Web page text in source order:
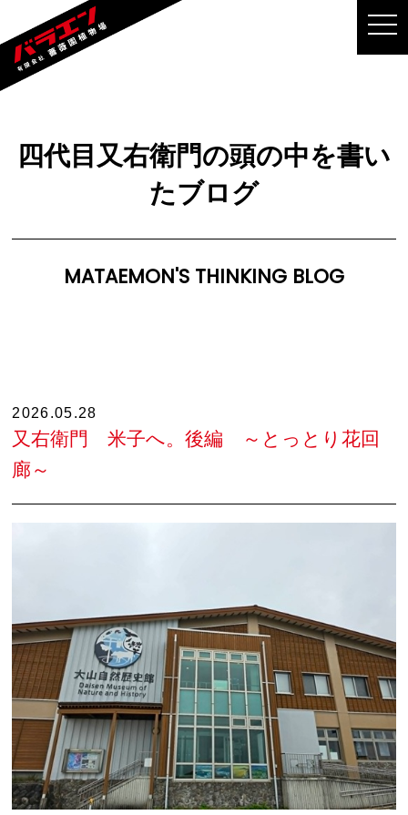
四代目又右衛門の頭の中を書い
たブログ
MATAEMON'S THINKING BLOG
2026.05.28
又右衛門 米子へ。後編 ～とっとり花回
廊～